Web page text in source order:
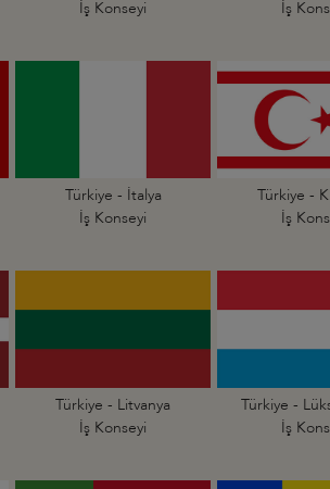
İş Konseyi
İş
Türkiye - İtalya
İş Konseyi
Türkiye -
İş
Türkiye - Litvanya
İş Konseyi
Türkiye -
İş